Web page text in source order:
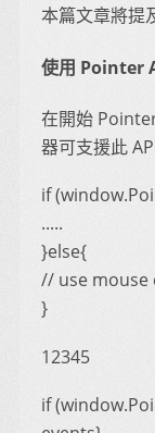
本篇文章將提
使用 Pointer
在開始
器可支援此
if
.....
}else{
// use mouse
}
12345
if